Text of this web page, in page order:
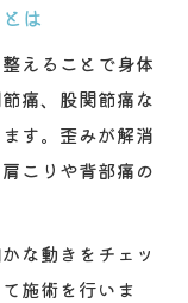
は
えることで身体
痛、股関節痛な
す。歪みが解消
こりや背部痛の
な動きをチェッ
施術を行いま